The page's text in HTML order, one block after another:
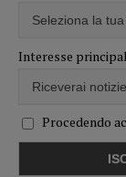
Interesse
Procedendo